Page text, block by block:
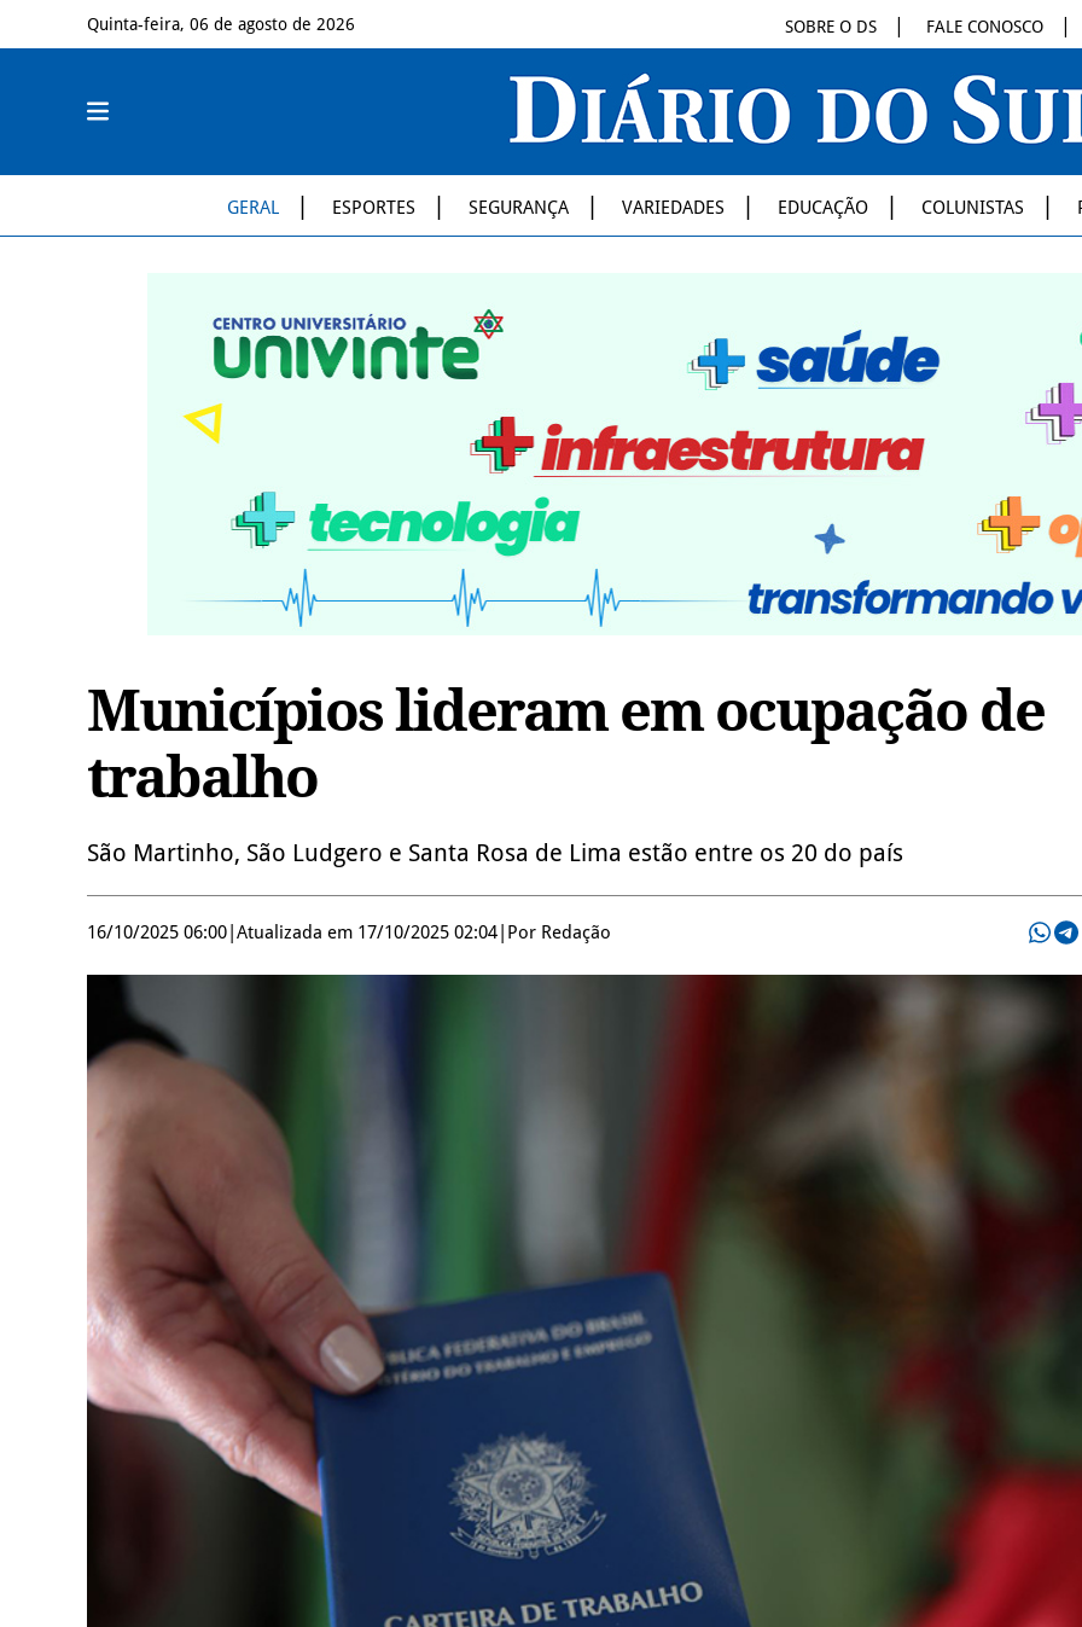
Quinta-feira, 06 de agosto de 2026 SOBRE O DS FALE CONOSCO
GERAL ESPORTES SEGURANÇA VARIEDADES EDUCAÇÃO COLUNISTAS
Municípios lideram em ocupação de
trabalho
São Martinho, São Ludgero e Santa Rosa de Lima estão entre os 20 do país
16/10/2025 06:00 Atualizada em 17/10/2025 02:04 Por Redação